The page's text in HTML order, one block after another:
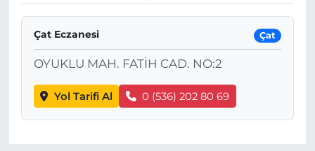
Çat Eczanesi Çat
OYUKLU MAH. FATİH CAD. NO:2
Yol Tarifi Al 0 (536) 202 80 69